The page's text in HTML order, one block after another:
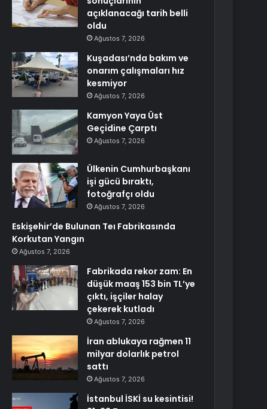
açıklanacağı tarih belli
oldu
Ağustos 7, 2026
Kuşadası’nda bakım ve
onarım çalışmaları hız
kesmiyor
Ağustos 7, 2026
Kamyon Yaya Üst
Geçidine Çarptı
Ağustos 7, 2026
Ülkenin Cumhurbaşkanı
işi gücü bıraktı,
fotoğrafçı oldu
Ağustos 7, 2026
Eskişehir’de Bulunan Teı Fabrikasında
Korkutan Yangın
Ağustos 7, 2026
Fabrikada rekor zam: En
düşük maaş 153 bin TL’ye
çıktı, işçiler halay
çekerek kutladı
Ağustos 7, 2026
İran ablukaya rağmen 11
milyar dolarlık petrol
sattı
Ağustos 7, 2026
İstanbul İSKİ su kesintisi!